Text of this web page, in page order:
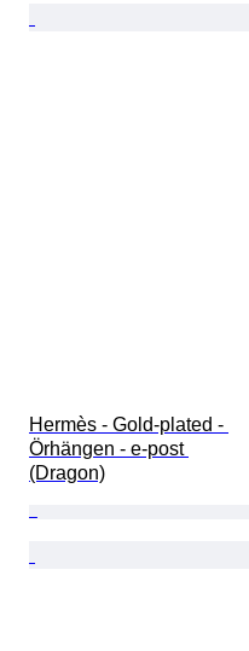
Hermès - Gold-plated -
Örhängen - e-post
(Dragon)